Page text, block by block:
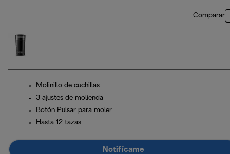
Comparar
Molinillo de cuchillas
3 ajustes de molienda
Botón Pulsar para moler
Hasta 12 tazas
Notifícame